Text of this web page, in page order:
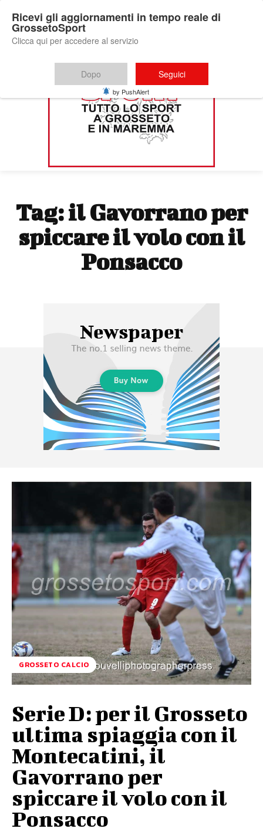
Tag:il Gavorrano per
spiccare il volo con il
Ponsacco
GROSSETO CALCIO
Serie D: per il Grosseto
ultima spiaggia con il
Montecatini, il
Gavorrano per
spiccare il volo con il
Ponsacco
Ricevi gli aggiornamenti in tempo reale di
GrossetoSport
Clicca qui per accedere al servizio
Dopo Seguici
by PushAlert